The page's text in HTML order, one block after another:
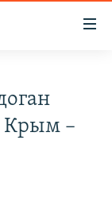
Крым –